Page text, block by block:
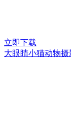
立即下载
大眼睛小猫动物摄